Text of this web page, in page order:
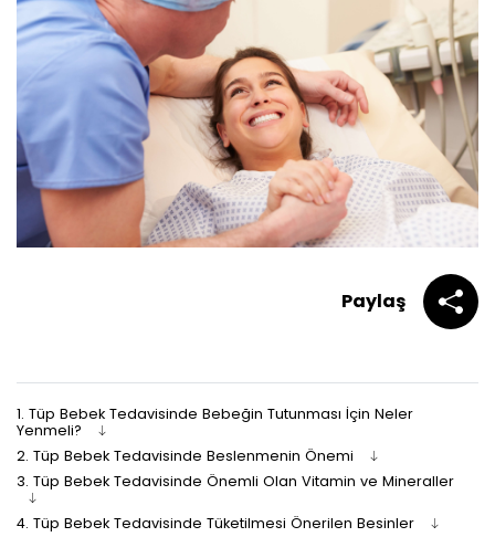
Paylaş
1. Tüp Bebek Tedavisinde Bebeğin Tutunması İçin Neler
Yenmeli?
2. Tüp Bebek Tedavisinde Beslenmenin Önemi
3. Tüp Bebek Tedavisinde Önemli Olan Vitamin ve Mineraller
4. Tüp Bebek Tedavisinde Tüketilmesi Önerilen Besinler